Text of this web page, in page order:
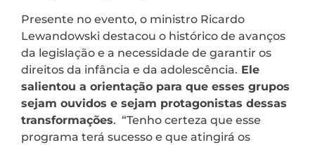
Presente no evento, o ministro Ricardo
Lewandowski destacou o histórico de avanços
da legislação e a necessidade de garantir os
direitos da infância e da adolescência. Ele
salientou a orientação para que esses grupos
sejam ouvidos e sejam protagonistas dessas
transformações. “Tenho certeza que esse
programa terá sucesso e que atingirá os